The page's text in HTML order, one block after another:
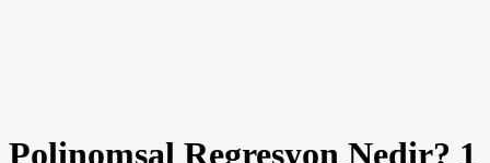
Polinomsal Regresyon Nedir? 1